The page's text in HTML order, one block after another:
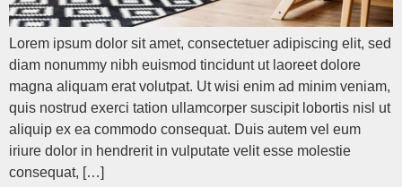
Lorem ipsum dolor sit amet, consectetuer adipiscing elit, sed
diam nonummy nibh euismod tincidunt ut laoreet dolore
magna aliquam erat volutpat. Ut wisi enim ad minim veniam,
quis nostrud exerci tation ullamcorper suscipit lobortis nisl ut
aliquip ex ea commodo consequat. Duis autem vel eum
iriure dolor in hendrerit in vulputate velit esse molestie
consequat, […]